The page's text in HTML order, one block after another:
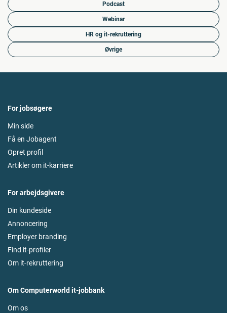
Podcast
Webinar
HR og it-rekruttering
Øvrige
For jobsøgere
Min side
Få en Jobagent
Opret profil
Artikler om it-karriere
For arbejdsgivere
Din kundeside
Annoncering
Employer branding
Find it-profiler
Om it-rekruttering
Om Computerworld it-jobbank
Om os